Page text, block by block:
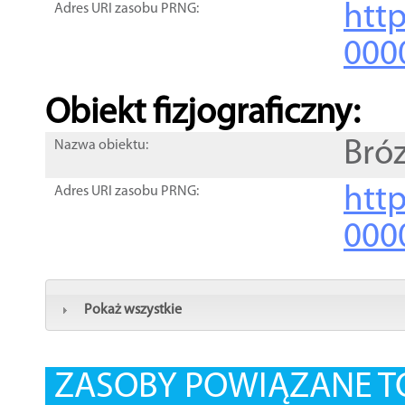
Adres URI zasobu PRNG:
Obiekt fizjograficzny:
Nazwa obiektu:
Adres URI zasobu PRNG:
Pokaż wszystkie
ZASOBY POWIĄZANE